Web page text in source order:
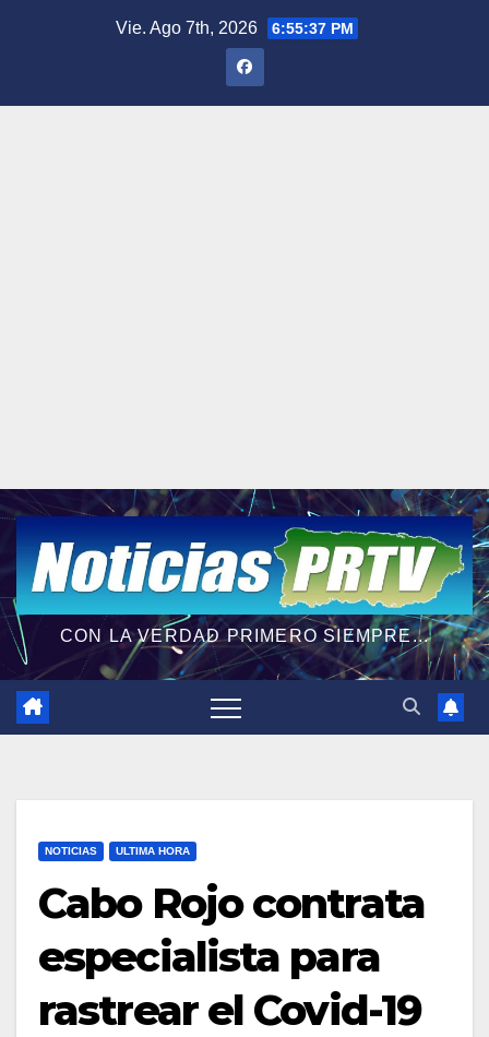
Vie. Ago 7th, 2026 6:55:38 PM
CON LA VERDAD PRIMERO SIEMPRE...
NOTICIAS ULTIMA HORA
Cabo Rojo contrata
especialista para
rastrear el Covid-19